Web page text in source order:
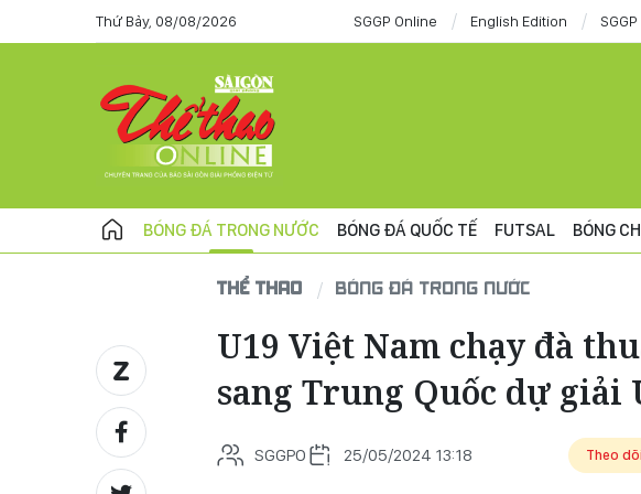
Thứ Bảy, 08/08/2026 SGGP Online English Edition
BÓNG ĐÁ TRONG NƯỚC BÓNG ĐÁ QUỐC TẾ FUTSAL BÓNG
THỂ THAO BÓNG ĐÁ TRONG NƯỚC
U19 Việt Nam chạy đà
sang Trung Quốc dự giải
SGGPO 25/05/2024 13:18 Theo